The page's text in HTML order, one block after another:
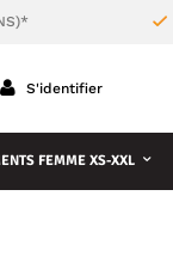
S'identifier
FEMME XS-XXL